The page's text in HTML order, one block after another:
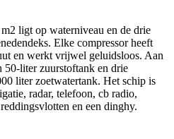
ligt op waterniveau en de drie
Elke compressor heeft
en werkt vrijwel geluidsloos. Aan
50-liter zuurstoftank en drie
liter zoetwatertank. Het schip is
radar, telefoon, cb radio,
en een dinghy.